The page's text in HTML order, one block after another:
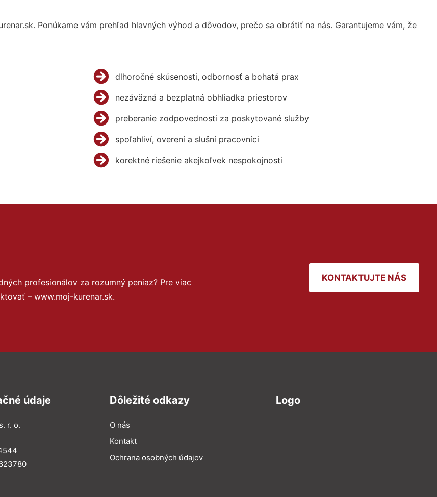
Ponúkame vám prehľad hlavných výhod a dôvodov, prečo sa obrátiť na nás. Garantujeme vám, že
dlhoročné skúsenosti, odbornosť a bohatá prax
nezáväzná a bezplatná obhliadka priestorov
preberanie zodpovednosti za poskytované služby
spoľahliví, overení a slušní pracovníci
korektné riešenie akejkoľvek nespokojnosti
profesionálov za rozumný peniaz? Pre viac
– www.moj-kurenar.sk.
KONTAKTUJTE NÁS
údaje
r. o.
Dôležité odkazy
O nás
Kontakt
Ochrana osobných údajov
Logo